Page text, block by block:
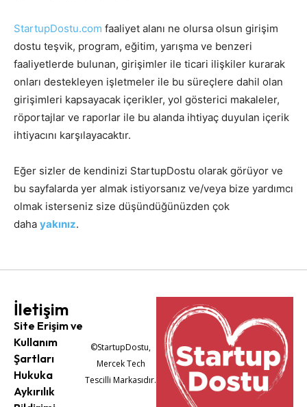
StartupDostu.com faaliyet alanı ne olursa olsun girişim
dostu teşvik, program, eğitim, yarışma ve benzeri
faaliyetlerde bulunan, girişimler ile ticari ilişkiler kurarak
onları destekleyen işletmeler ile bu süreçlere dahil olan
girişimleri kapsayacak içerikler, yol gösterici makaleler,
röportajlar ve raporlar ile bu alanda ihtiyaç duyulan içerik
ihtiyacını karşılayacaktır.
Eğer sizler de kendinizi StartupDostu olarak görüyor ve
bu sayfalarda yer almak istiyorsanız ve/veya bize yardımcı
olmak isterseniz size düşündüğünüzden çok
daha yakınız.
İletişim
Site Erişim ve
Kullanım
Şartları
Hukuka
Aykırılık
©StartupDostu,
Mercek Tech
Tescilli Markasıdır.